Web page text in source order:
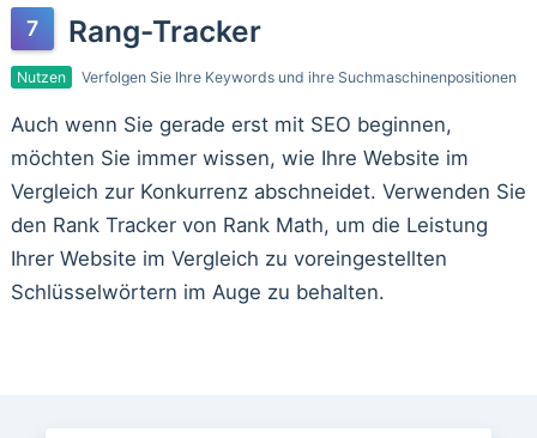
Rang-Tracker
Nutzen Verfolgen Sie Ihre Keywords und ihre Suchmaschinenpositionen
Auch wenn Sie gerade erst mit SEO beginnen,
möchten Sie immer wissen, wie Ihre Website im
Vergleich zur Konkurrenz abschneidet. Verwenden Sie
den Rank Tracker von Rank Math, um die Leistung
Ihrer Website im Vergleich zu voreingestellten
Schlüsselwörtern im Auge zu behalten.